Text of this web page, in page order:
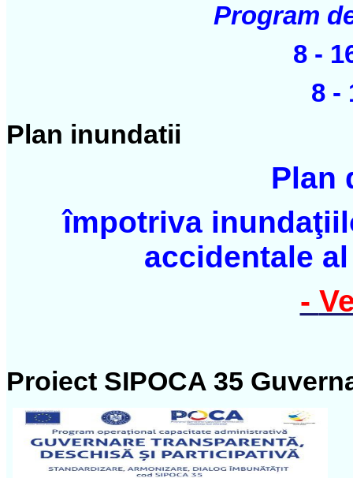
Program
8 -
8 -
Plan inundatii
Plan
împotriva
accidentale
-
Proiect SIPOCA 35